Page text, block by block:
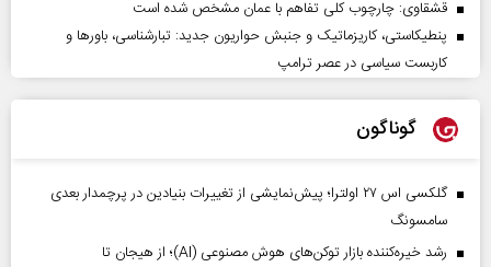
قشقاوی: چارچوب کلی تفاهم با عمان مشخص شده است
پنطیکاستی، کاریزماتیک و جنبش حواریون جدید: تبارشناسی، باور‌ها و
کاربست سیاسی در عصر ترامپ
گوناگون
گلکسی اس ۲۷ اولترا؛ پیش‌نمایشی از تغییرات بنیادین در پرچمدار بعدی
سامسونگ
رشد خیره‌کننده بازار توکن‌های هوش مصنوعی (AI)؛ از هیجان تا